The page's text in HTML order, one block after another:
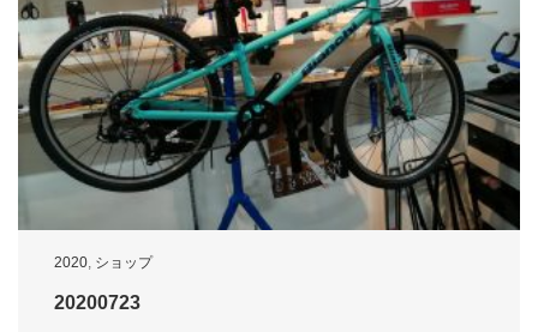
2020, ショップ
20200723